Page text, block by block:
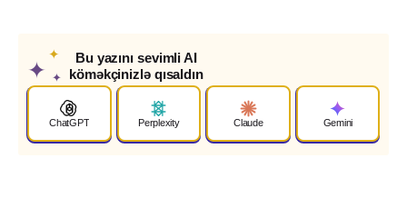
✦
✦
✦
Bu yazını sevimli AI
köməkçinizlə qısaldın
ChatGPT Perplexity Claude Gemini